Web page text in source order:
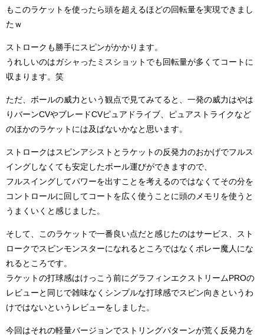
もこのラケットを使ったら頭を超えるほどの回転量を実現できまし
たｗ
ストロークも勝手にスピンがかかります。
うれしいのはガシャったミスショットでも回転量が多くてコートに
収まります。笑
ただ、ボールの威力という観点で見てみてると、一発の威力はやは
りバーンCVやブレードCVピュアドライブ、ピュアストライクなど
のほかのラケットには及ばないかなと思います。
ストロークはスピンアシストとラケットの反発力のおかげでフルス
イングしなくても安定したボール運びができますので、
フルスイングしてパワーを出すことを考えるのではなくてその分を
コントロールに回してコートを広く使うことに頭のメモリを使うと
うまくいくと感じました。
そして、このラケットで一番良い点だと感じたのはサービス、スト
ロークでスピンモンスターになれるところではなくボレー魔人にな
れるところです。
ラケットの打球感はけっこう前にグラフィンエクストリームPROの
レビューと同じで雑味なくシンプルな打球感でスピン向きというわ
けではないというレビューをしました。
今回はそれの軽量バージョンでストリングパターンが荒く反発力を